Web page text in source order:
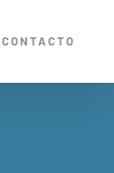
CONTACTO